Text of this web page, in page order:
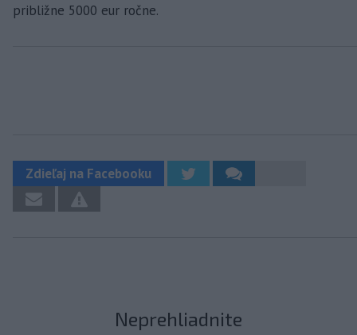
približne 5000 eur ročne.
Zdieľaj na Facebooku
Neprehliadnite